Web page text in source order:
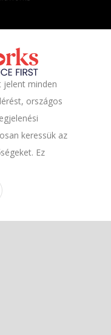
jelent minden
országos
keressük az
Ez